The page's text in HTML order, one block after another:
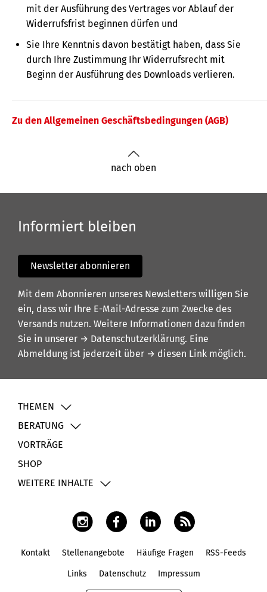
mit der Ausführung des Vertrages vor Ablauf der
Widerrufsfrist beginnen dürfen und
Sie Ihre Kenntnis davon bestätigt haben, dass Sie
durch Ihre Zustimmung Ihr Widerrufsrecht mit
Beginn der Ausführung des Downloads verlieren.
Zu den Allgemeinen Geschäftsbedingungen (AGB)
nach oben
Informiert bleiben
Newsletter abonnieren
Mit dem Abonnieren unseres Newsletters willigen Sie
ein, dass wir Ihre E-Mail-Adresse zum Zwecke des
Versands nutzen. Weitere Informationen dazu finden
Sie in unserer → Datenschutzerklärung. Eine
Abmeldung ist jederzeit über → diesen Link möglich.
THEMEN
BERATUNG
VORTRÄGE
SHOP
WEITERE INHALTE
Kontakt Stellenangebote Häufige Fragen RSS-Feeds
Links Datenschutz Impressum